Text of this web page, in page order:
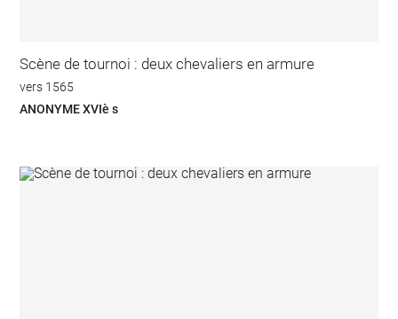
Scène de tournoi : deux chevaliers en armure
vers 1565
ANONYME XVIè s